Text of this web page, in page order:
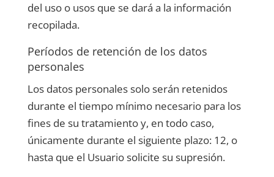
del uso o usos que se dará a la información
recopilada.
Períodos de retención de los datos
personales
Los datos personales solo serán retenidos
durante el tiempo mínimo necesario para los
fines de su tratamiento y, en todo caso,
únicamente durante el siguiente plazo: 12, o
hasta que el Usuario solicite su supresión.